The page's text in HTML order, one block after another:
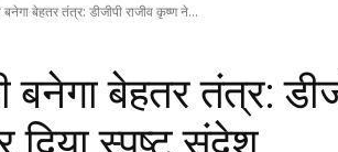
बेहतर तंत्र: डीजीपी राजीव कृष्ण ने...
बेहतर तंत्र: